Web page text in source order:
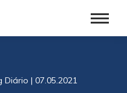
Diário | 07.05.2021